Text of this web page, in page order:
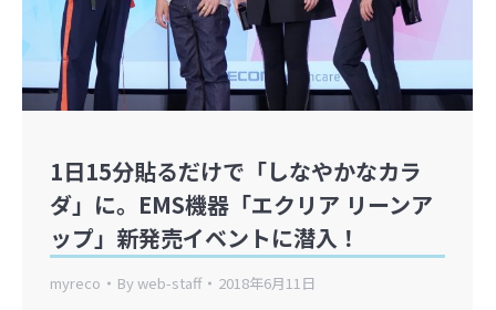
1日15分貼るだけで「しなやかなカラ
ダ」に。EMS機器「エクリア リーンア
ップ」新発売イベントに潜入！
myreco Byweb-staff 2018年6月11日